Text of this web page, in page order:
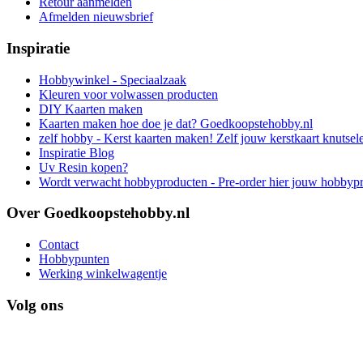
Afmelden nieuwsbrief
Inspiratie
Hobbywinkel - Speciaalzaak
Kleuren voor volwassen producten
DIY Kaarten maken
Kaarten maken hoe doe je dat? Goedkoopstehobby.nl
zelf hobby - Kerst kaarten maken! Zelf jouw kerstkaart
Inspiratie Blog
Uv Resin kopen?
Wordt verwacht hobbyproducten - Pre-order hier jouw
Over Goedkoopstehobby.nl
Contact
Hobbypunten
Werking winkelwagentje
Volg ons